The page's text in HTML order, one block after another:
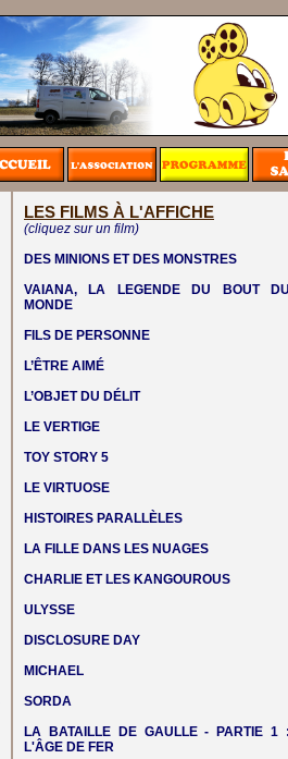
LES FILMS À L'AFFICHE
(cliquez sur un film)
DES MINIONS ET DES MONSTRES
VAIANA, LA LEGENDE DU BOUT
MONDE
FILS DE PERSONNE
L’ÊTRE AIMÉ
L’OBJET DU DÉLIT
LE VERTIGE
TOY STORY 5
LE VIRTUOSE
HISTOIRES PARALLÈLES
LA FILLE DANS LES NUAGES
CHARLIE ET LES KANGOUROUS
ULYSSE
DISCLOSURE DAY
MICHAEL
SORDA
LA BATAILLE DE GAULLE - PARTIE 1
L'ÂGE DE FER